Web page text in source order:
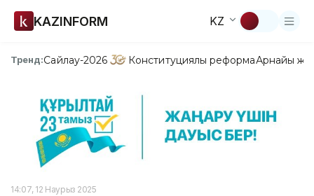
KAZINFORM KZ
Тренд:Сайлау-2026 Конституциялық реформаАрнайы
14:07, 12 Наурыз 2025